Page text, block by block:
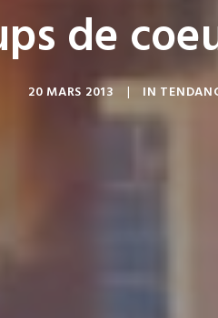
de
20 MARS 2013 | IN